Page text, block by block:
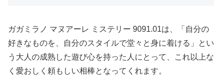
ガガミラノ マヌアーレ ミステリー 9091.01は、「自分の
好きなものを、自分のスタイルで堂々と身に着ける」とい
う大人の成熟した遊び心を持った人にとって、これ以上な
く愛おしく頼もしい相棒となってくれます。